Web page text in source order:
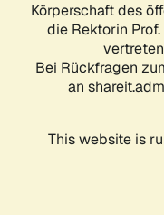
Körperschaft des
die Rektorin
Bei Rückfragen
an
This website is